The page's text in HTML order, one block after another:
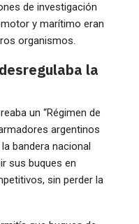
de investigación
y marítimo eran
organismos.
la
un “Régimen de
argentinos
bandera nacional
sus buques en
sin perder la